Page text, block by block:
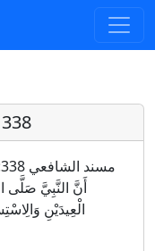
أَنَّ النَّبِيَّ صَلَّى
الْعِيدَيْنِ